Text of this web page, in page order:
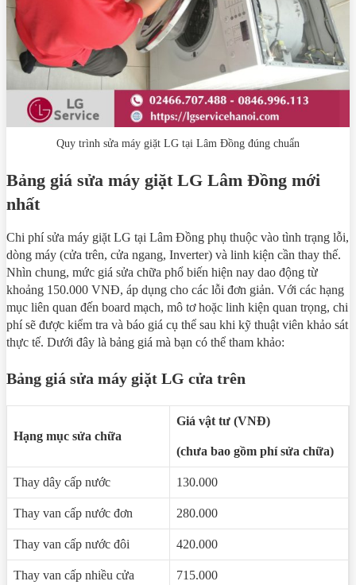
Quy trình sửa máy giặt LG tại Lâm Đồng đúng chuẩn
Bảng giá sửa máy giặt LG Lâm Đồng mới
nhất
Chi phí sửa máy giặt LG tại Lâm Đồng phụ thuộc vào tình trạng lỗi,
dòng máy (cửa trên, cửa ngang, Inverter) và linh kiện cần thay thế.
Nhìn chung, mức giá sửa chữa phổ biến hiện nay dao động từ
khoảng 150.000 VNĐ, áp dụng cho các lỗi đơn giản. Với các hạng
mục liên quan đến board mạch, mô tơ hoặc linh kiện quan trọng, chi
phí sẽ được kiểm tra và báo giá cụ thể sau khi kỹ thuật viên khảo sát
thực tế. Dưới đây là bảng giá mà bạn có thể tham khảo:
Bảng giá sửa máy giặt LG cửa trên
Hạng mục sửa chữa
Giá vật tư (VNĐ)
(chưa bao gồm phí sửa chữa)
Thay dây cấp nước 130.000
Thay van cấp nước đơn 280.000
Thay van cấp nước đôi 420.000
Thay van cấp nhiều cửa 715.000